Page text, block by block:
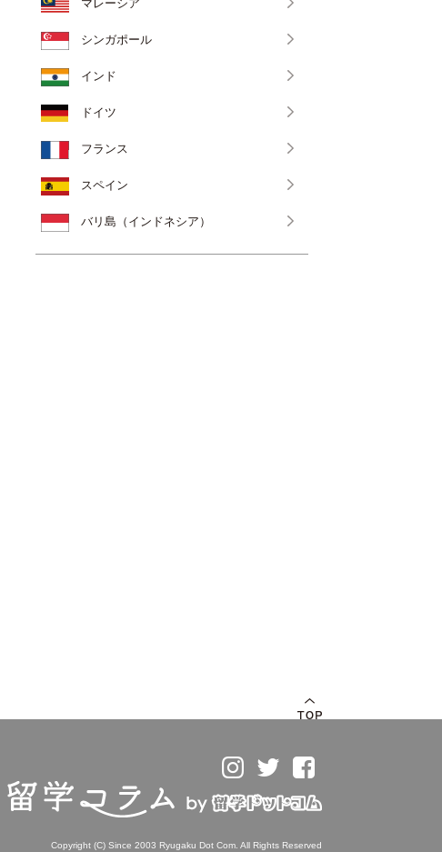
マレーシア
シンガポール
インド
ドイツ
フランス
スペイン
バリ島（インドネシア）
Copyright (C) Since 2003 Ryugaku Dot Com . All Rights Reserved